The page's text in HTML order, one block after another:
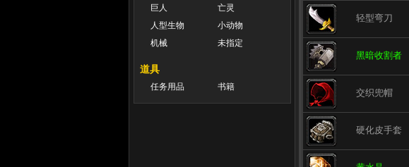
巨人
亡灵
人型生物
小动物
机械
未指定
道具
任务用品 书籍
轻型弯刀
黑暗收割者
交织兜帽
硬化皮手套